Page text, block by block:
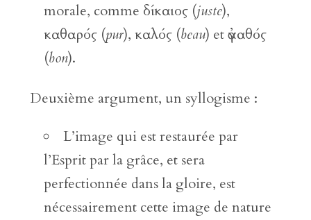
morale, comme δίκαιος (juste),
καθαρός (pur), καλός (beau) et ἀγαθός
(bon).
Deuxième argument, un syllogisme :
L’image qui est restaurée par
l’Esprit par la grâce, et sera
perfectionnée dans la gloire, est
nécessairement cette image de nature